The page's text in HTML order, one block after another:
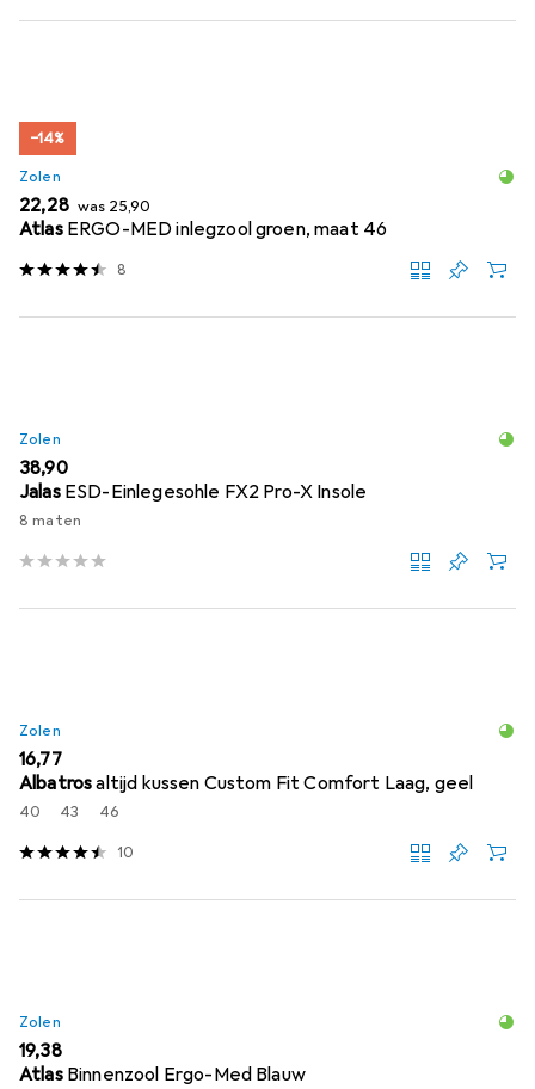
−14%
Zolen
EUR
22,28 was EUR
25,90
Atlas ERGO-MED inlegzool groen, maat 46
8
Zolen
EUR
38,90
Jalas ESD-Einlegesohle FX2 Pro-X Insole
8 maten
Zolen
EUR
16,77
Albatrosaltijd kussen Custom Fit Comfort Laag, geel
40 43 46
10
Zolen
EUR
19,38
Atlas Binnenzool Ergo-Med Blauw